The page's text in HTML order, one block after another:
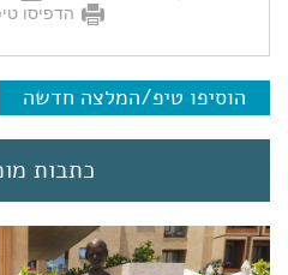
הדפיסו
הוסיפו טיפ/המלצה חדשה
כתבות